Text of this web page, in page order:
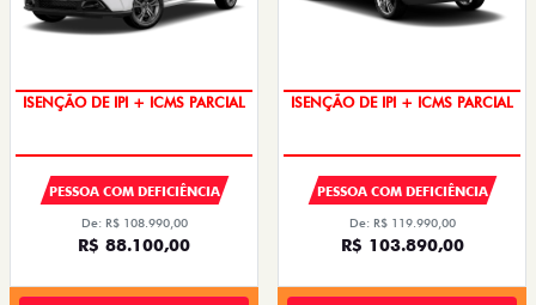
ISENÇÃO DE IPI + ICMS PARCIAL
PESSOA COM DEFICIÊNCIA
De: R$ 108.990,00
R$ 88.100,00
ISENÇÃO DE IPI + ICMS PARCIAL
PESSOA COM DEFICIÊNCIA
De: R$ 119.990,00
R$ 103.890,00